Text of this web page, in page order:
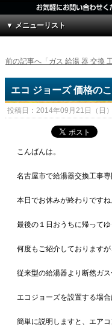
▼ メニューリスト
前の記事へ「ガス 給湯 器 交換 工
エコ ジョーズ 価格の
投稿日：2014年09月21日（
こんばんは。
名古屋市で給湯器交換工事専
本日でお休みが終わりですね
最後の１日おうちに帰って
何度もご紹介しております
従来型の給湯器より断然ガス
エコジョーズを設置する場
簡単に説明しますと、エア